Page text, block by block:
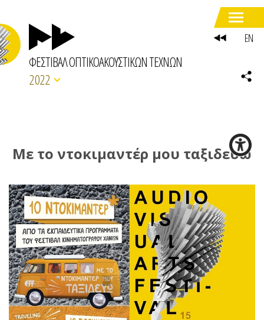
ΦΕΣΤΙΒΑΛ ΟΠΤΙΚΟΑΚΟΥΣΤΙΚΩΝ ΤΕΧΝΩΝ
2022
Με το ντοκιμαντέρ μου ταξιδεύω
EN